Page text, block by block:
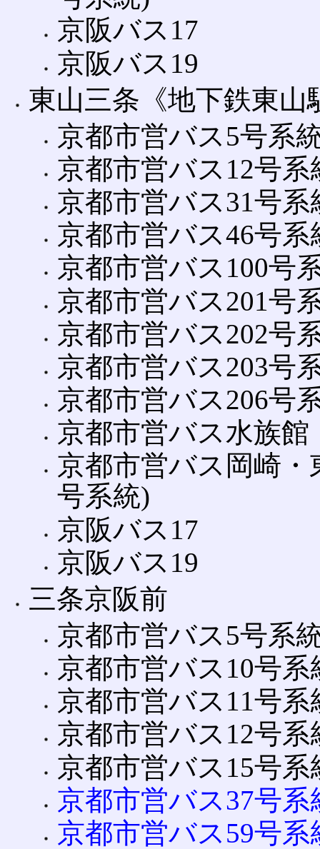
京阪バス17
京阪バス19
東山三条《地下鉄東山
京都市営バス5号系
京都市営バス12号系
京都市営バス31号系
京都市営バス46号系
京都市営バス100号
京都市営バス201号
京都市営バス202号
京都市営バス203号
京都市営バス206号
京都市営バス水族
京都市営バス岡崎・
号系統)
京阪バス17
京阪バス19
三条京阪前
京都市営バス5号系
京都市営バス10号系
京都市営バス11号系
京都市営バス12号系
京都市営バス15号系
京都市営バス37号系
京都市営バス59号系